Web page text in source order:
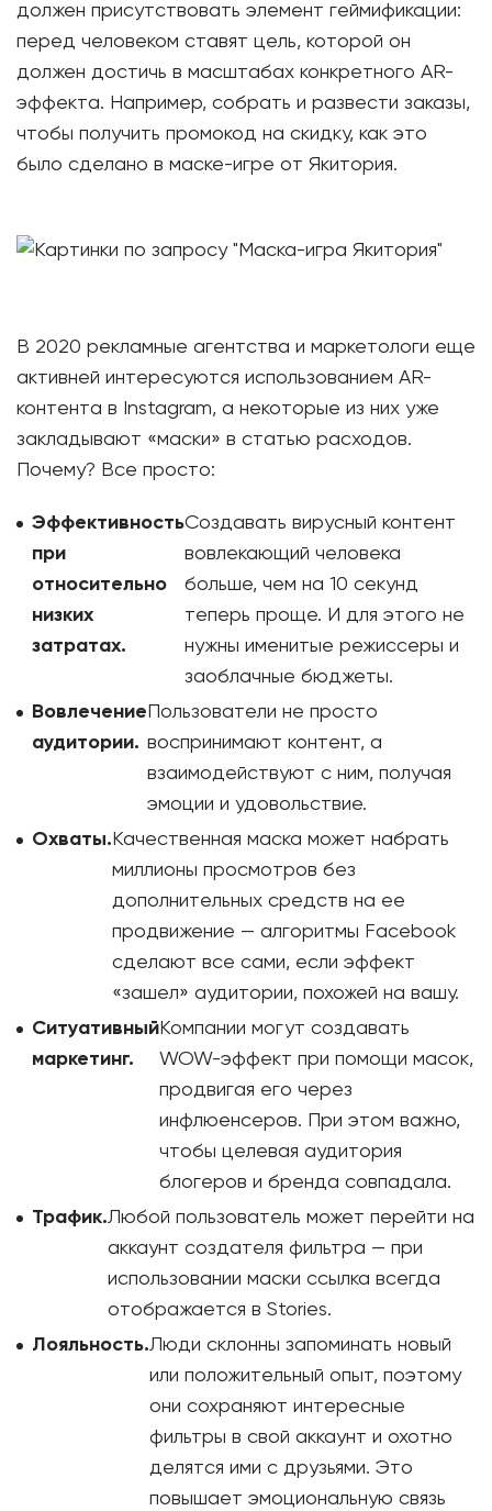
должен присутствовать элемент геймификации:
перед человеком ставят цель, которой он
должен достичь в масштабах конкретного АR-
эффекта. Например, собрать и развести заказы,
чтобы получить промокод на скидку, как это
было сделано в маске-игре от Якитория.
В 2020 рекламные агентства и маркетологи еще
активней интересуются использованием AR-
контента в Instagram, а некоторые из них уже
закладывают «маски» в статью расходов.
Почему? Все просто:
Эффективность
при
относительно
низких
затратах.
Создавать вирусный контент
вовлекающий человека
больше, чем на 10 секунд
теперь проще. И для этого не
нужны именитые режиссеры и
заоблачные бюджеты.
Вовлечение
аудитории.
Пользователи не просто
воспринимают контент, а
взаимодействуют с ним, получая
эмоции и удовольствие.
Охваты. Качественная маска может набрать
миллионы просмотров без
дополнительных средств на ее
продвижение — алгоритмы Facebook
сделают все сами, если эффект
«зашел» аудитории, похожей на вашу.
Ситуативный
маркетинг.
Компании могут создавать
WOW-эффект при помощи масок,
продвигая его через
инфлюенсеров. При этом важно,
чтобы целевая аудитория
блогеров и бренда совпадала.
Трафик.Любой пользователь может перейти на
аккаунт создателя фильтра — при
использовании маски ссылка всегда
отображается в Stories.
Лояльность.Люди склонны запоминать новый
или положительный опыт, поэтому
они сохраняют интересные
фильтры в свой аккаунт и охотно
делятся ими с друзьями. Это
повышает эмоциональную связь